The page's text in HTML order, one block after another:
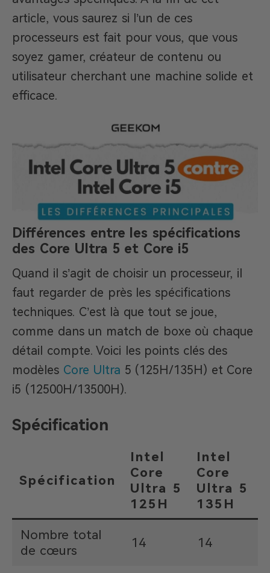
article, vous saurez si l’un de ces
processeurs est fait pour vous, que vous
soyez gamer, créateur de contenu ou
utilisateur cherchant une machine solide et
efficace.
Différences entre les spécifications
des Core Ultra 5 et Core i5
Quand il s’agit de choisir un processeur, il
faut regarder de près les spécifications
techniques. C’est là que tout se joue,
comme dans un match de boxe où chaque
détail compte. Voici les points clés des
modèles Core Ultra 5 (125H/135H) et Core
i5 (12500H/13500H).
Spécification
Spécification
Intel
Core
Ultra 5
125H
Intel
Core
Ultra 5
135H
Nombre total
de cœurs
14 14